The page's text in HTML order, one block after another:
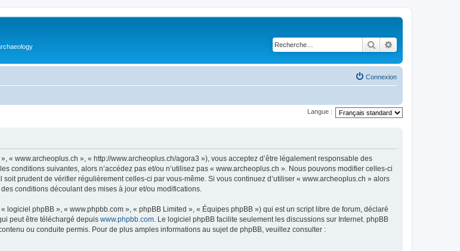
Rechercher
Connexion
Langue :
« www.archeoplus.ch », « http://www.archeoplus.ch/agora3 »), vous acceptez d’être légalement responsable des
conditions suivantes, alors n’accédez pas et/ou n’utilisez pas « www.archeoplus.ch ». Nous pouvons modifier celles-ci
prudent de vérifier régulièrement celles-ci par vous-même. Si vous continuez d’utiliser « www.archeoplus.ch » alors
conditions découlant des mises à jour et/ou modifications.
phpBB », « www.phpbb.com », « phpBB Limited », « Équipes phpBB ») qui est un script libre de forum, déclaré
peut être téléchargé depuis www.phpbb.com. Le logiciel phpBB facilite seulement les discussions sur Internet. phpBB
ou conduite permis. Pour de plus amples informations au sujet de phpBB, veuillez consulter :